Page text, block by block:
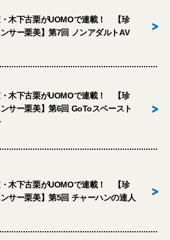
木下古栗がUOMOで連載！ 【珍
サー栗美】第7回 ノンアダルトAV
>
木下古栗がUOMOで連載！ 【珍
サー栗美】第6回 GoToスペースト
>
木下古栗がUOMOで連載！ 【珍
サー栗美】第5回 チャーハンの達人
>